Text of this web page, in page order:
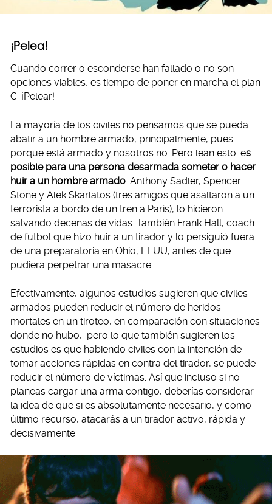
¡Pelea!
Cuando correr o esconderse han fallado o no son
opciones viables, es tiempo de poner en marcha el plan
C: ¡Pelear!
La mayoría de los civiles no pensamos que se pueda
abatir a un hombre armado, principalmente, pues
porque está armado y nosotros no. Pero lean esto: es
posible para una persona desarmada someter o hacer
huir a un hombre armado. Anthony Sadler, Spencer
Stone y Alek Skarlatos (tres amigos que asaltaron a un
terrorista a bordo de un tren a París), lo hicieron
salvando decenas de vidas. También Frank Hall, coach
de futbol que hizo huir a un tirador y lo persiguió fuera
de una preparatoria en Ohio, EEUU, antes de que
pudiera perpetrar una masacre.
Efectivamente, algunos estudios sugieren que civiles
armados pueden reducir el número de heridos
mortales en un tiroteo, en comparación con situaciones
donde no hubo, pero lo que también sugieren los
estudios es que habiendo civiles con la intención de
tomar acciones rápidas en contra del tirador, se puede
reducir el número de víctimas. Así que incluso si no
planeas cargar una arma contigo, deberías considerar
la idea de que si es absolutamente necesario, y como
último recurso, atacarás a un tirador activo, rápida y
decisivamente.